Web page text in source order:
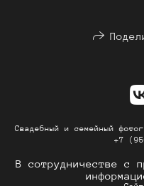
Свадебный и семейный
+7
В сотрудничестве с